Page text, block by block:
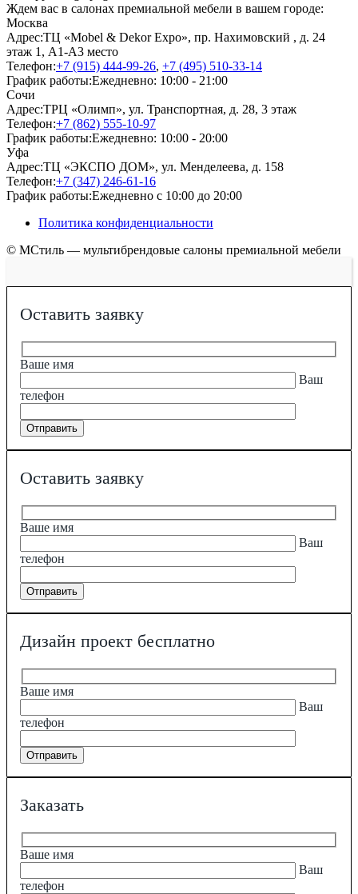
Ждем вас в салонах премиальной мебели в вашем городе:
Москва
Адрес:ТЦ «Mobel & Dekor Expo», пр. Нахимовский , д. 24
этаж 1, А1-А3 место
Телефон:+7 (915) 444-99-26, +7 (495) 510-33-14
График работы:Ежедневно: 10:00 - 21:00
Сочи
Адрес:ТРЦ «Олимп», ул. Транспортная, д. 28, 3 этаж
Телефон:+7 (862) 555-10-97
График работы:Ежедневно: 10:00 - 20:00
Уфа
Адрес:ТЦ «ЭКСПО ДОМ», ул. Менделеева, д. 158
Телефон:+7 (347) 246-61-16
График работы:Ежедневно с 10:00 до 20:00
Политика конфиденциальности
© МСтиль — мультибрендовые салоны премиальной мебели
Оставить заявку
Ваше имя
Ваш
телефон
Оставить заявку
Ваше имя
Ваш
телефон
Дизайн проект бесплатно
Ваше имя
Ваш
телефон
Заказать
Ваше имя
Ваш
телефон